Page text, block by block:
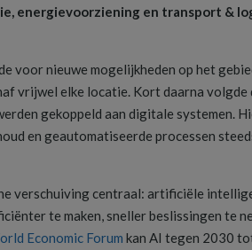
energievoorziening en transport &
voor nieuwe mogelijkheden op het
vrijwel elke locatie. Kort daarna
gekoppeld aan digitale systemen.
en geautomatiseerde processen
verschuiving centraal: artificiële
te maken, sneller beslissingen te
Economic Forum kan AI tegen 2030